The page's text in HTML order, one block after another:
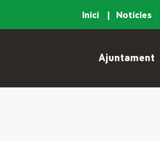
Inici Notícies
Ajuntament